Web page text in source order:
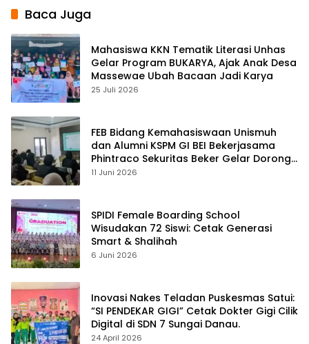
Baca Juga
Mahasiswa KKN Tematik Literasi Unhas
Gelar Program BUKARYA, Ajak Anak Desa
Massewae Ubah Bacaan Jadi Karya
25 Juli 2026
FEB Bidang Kemahasiswaan Unismuh
dan Alumni KSPM GI BEI Bekerjasama
Phintraco Sekuritas Beker Gelar Dorong
Literasi Investasi dan Penguatan Prestasi
11 Juni 2026
SPIDI Female Boarding School
Wisudakan 72 Siswi: Cetak Generasi
Smart & Shalihah
6 Juni 2026
Inovasi Nakes Teladan Puskesmas Satui:
“SI PENDEKAR GIGI” Cetak Dokter Gigi Cilik
Digital di SDN 7 Sungai Danau.
24 April 2026